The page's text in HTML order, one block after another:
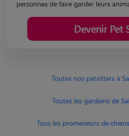
personnes de faire garder leurs
Devenir Pet
Toutes nos petsitters à
Toutes les gardiens de
Tous les promeneurs de